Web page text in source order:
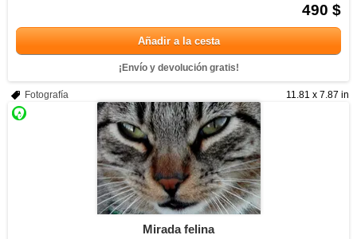
490 $
Añadir a la cesta
¡Envío y devolución gratis!
11.81 x 7.87 in
Fotografía
Mirada felina